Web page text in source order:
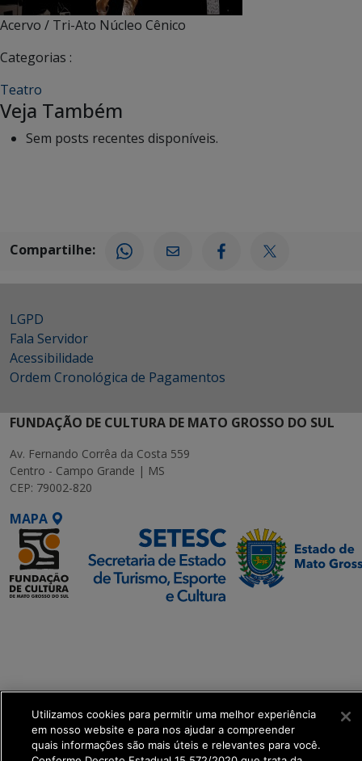
Acervo / Tri-Ato Núcleo Cênico
Categorias :
Teatro
Veja Também
Sem posts recentes disponíveis.
Compartilhe:
LGPD
Fala Servidor
Acessibilidade
Ordem Cronológica de Pagamentos
FUNDAÇÃO DE CULTURA DE MATO GROSSO DO SUL
Av. Fernando Corrêa da Costa 559
Centro - Campo Grande | MS
CEP: 79002-820
MAPA
Utilizamos cookies para permitir uma melhor experiência
em nosso website e para nos ajudar a compreender
quais informações são mais úteis e relevantes para você.